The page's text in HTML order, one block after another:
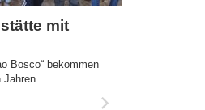
mit
Bosco“ bekommen
Jahren ..